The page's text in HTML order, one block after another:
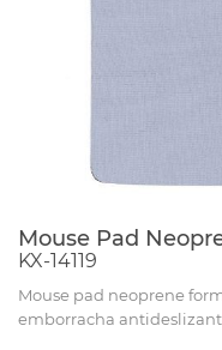
Mouse Pad
KX-14119
Mouse pad neoprene
emborracha